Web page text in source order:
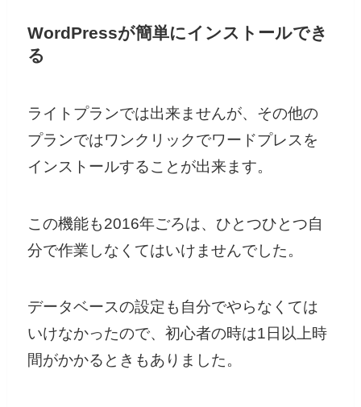
WordPressが簡単にインストールでき
る
ライトプランでは出来ませんが、その他の
プランではワンクリックでワードプレスを
インストールすることが出来ます。
この機能も2016年ごろは、ひとつひとつ自
分で作業しなくてはいけませんでした。
データベースの設定も自分でやらなくては
いけなかったので、初心者の時は1日以上時
間がかかるときもありました。